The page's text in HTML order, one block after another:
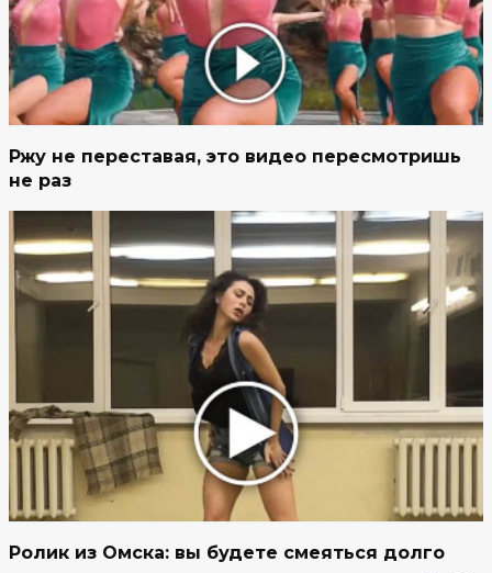
Ржу не переставая, это видео пересмотришь
не раз
Ролик из Омска: вы будете смеяться долго